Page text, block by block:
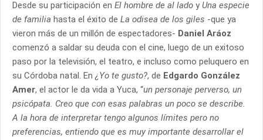
Desde su participación en El hombre de al lado y Una especie
de familia hasta el éxito de La odisea de los giles -que ya
vieron más de un millón de espectadores- Daniel Aráoz
comenzó a saldar su deuda con el cine, luego de un exitoso
paso por la televisión, el teatro, e incluso como peluquero en
su Córdoba natal. En ¿Yo te gusto?, de Edgardo González
Amer, el actor le da vida a Yuca, “un personaje perverso, un
psicópata. Creo que con esas palabras un poco se describe.
A la hora de interpretar tengo algunos límites pero no
preferencias, entiendo que es muy importante desarrollar el